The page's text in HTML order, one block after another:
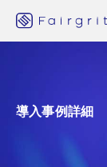
導入事例詳細